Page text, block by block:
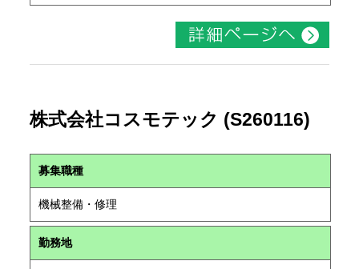
株式会社コスモテック (S260116)
募集職種
機械整備・修理
勤務地